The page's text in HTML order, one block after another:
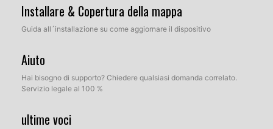
Installare & Copertura della mappa
Guida all´installazione su come aggiornare il dispositivo
Aiuto
Hai bisogno di supporto? Chiedere qualsiasi domanda correlato.
Servizio legale al 100 %
ultime voci